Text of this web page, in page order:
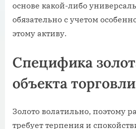
основе какой-либо
обязательно с учетом
этому активу.
Специфика
объекта торговли
Золото волатильно, поэтому
требует терпения и